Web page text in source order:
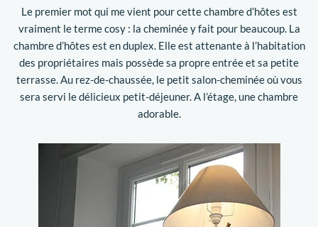
Le premier mot qui me vient pour cette chambre d’hôtes est
vraiment le terme cosy : la cheminée y fait pour beaucoup. La
chambre d’hôtes est en duplex. Elle est attenante à l’habitation
des propriétaires mais possède sa propre entrée et sa petite
terrasse. Au rez-de-chaussée, le petit salon-cheminée où vous
sera servi le délicieux petit-déjeuner. A l’étage, une chambre
adorable.